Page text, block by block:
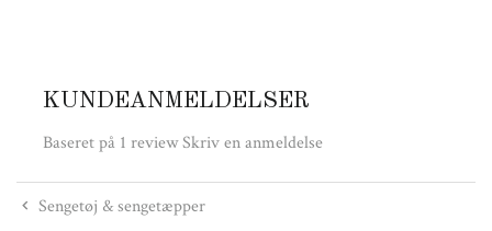
KUNDEANMELDELSER
Baseret på 1 reviewSkriv en anmeldelse
Sengetøj & sengetæpper